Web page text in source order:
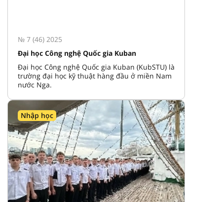
№ 7 (46) 2025
Đại học Công nghệ Quốc gia Kuban
Đại học Công nghệ Quốc gia Kuban (KubSTU) là
trường đại học kỹ thuật hàng đầu ở miền Nam
nước Nga.
Nhập học